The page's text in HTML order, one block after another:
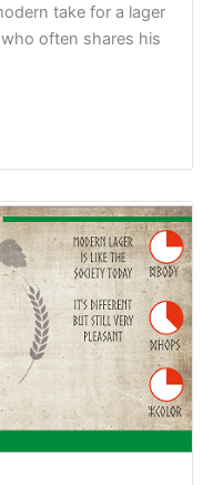
take for a lager
often shares his